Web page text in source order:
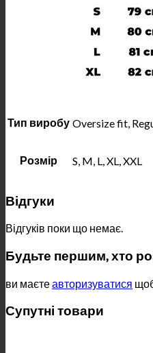
Тип виробу Oversize fit,
Розмір S, M, L, XL, XXL
Відгуки
Відгуків поки що немає.
Будьте першим, хто
ви маєтеавторизуватися
Супутні товари